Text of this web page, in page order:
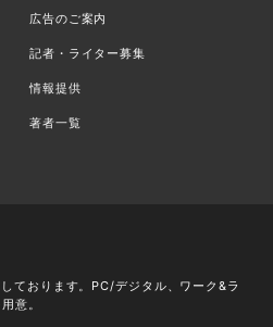
広告のご案内
記者・ライター募集
情報提供
著者一覧
ております。PC/デジタル、ワーク&ラ
意。